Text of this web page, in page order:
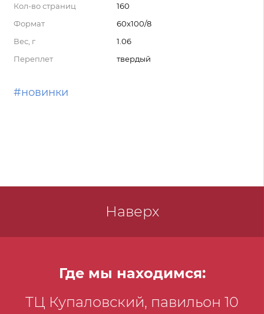
Кол-во страниц
160
Формат
60x100/8
Вес, г
1.06
Переплет
твердый
#новинки
Наверх
Где мы находимся:
ТЦ Купаловский, павильон 10